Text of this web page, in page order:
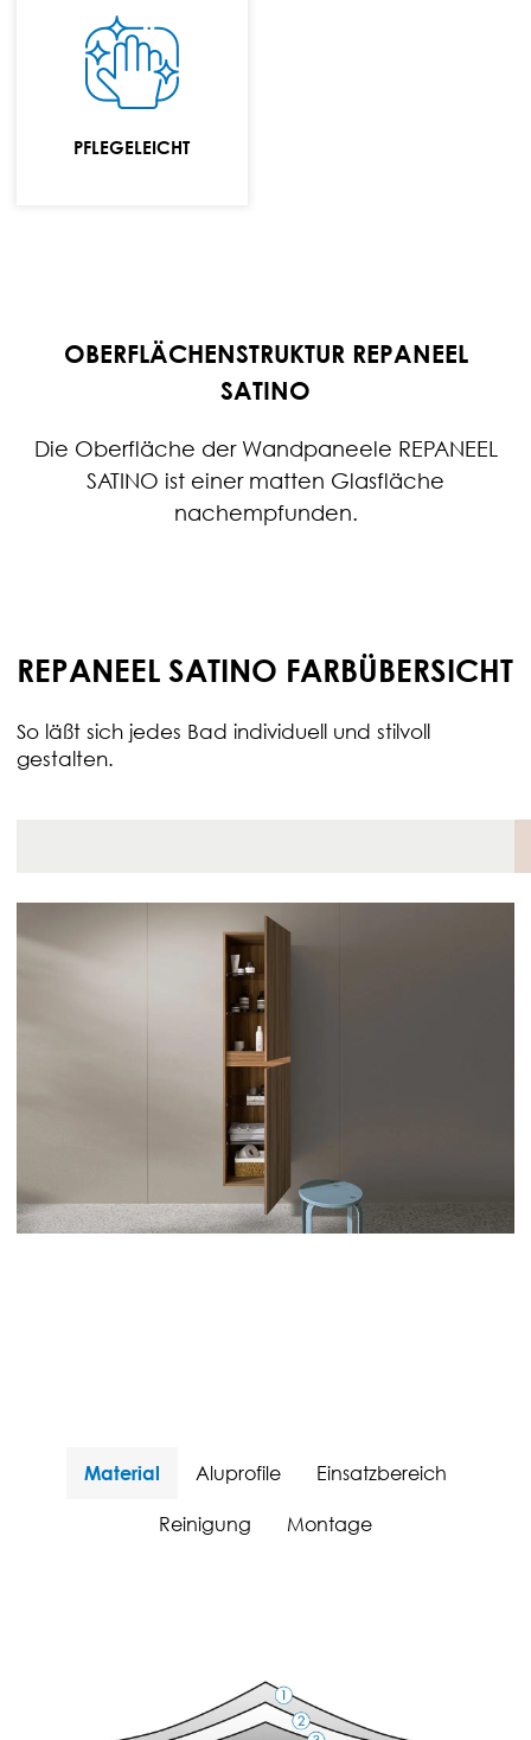
PFLEGELEICHT
Mit
handelsüblichen
milden
Reinigungsmitteln
einfach zu
OBERFLÄCHENSTRUKTUR REPANEEL
SATINO
Die Oberfläche der Wandpaneele REPANEEL
SATINO ist einer matten Glasfläche
nachempfunden.
REPANEEL SATINO FARBÜBERSICHT
So läßt sich jedes Bad individuell und stilvoll
gestalten.
Material Aluprofile Einsatzbereich
Reinigung Montage